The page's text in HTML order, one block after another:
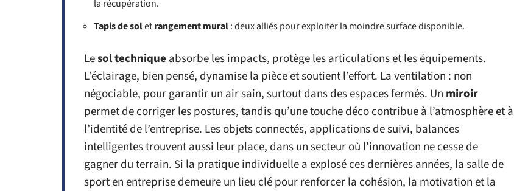
la récupération.
Tapis de soletrangement mural: deux alliés pour exploiter la moindre surface disponible.
Lesol technique absorbe les impacts, protège les articulations et les équipements.
L’éclairage, bien pensé, dynamise la pièce et soutient l’effort. La ventilation : non
négociable, pour garantir un air sain, surtout dans des espaces fermés. Un miroir
permet de corriger les postures, tandis qu’une touche déco contribue à l’atmosphère et à
l’identité de l’entreprise. Les objets connectés, applications de suivi, balances
intelligentes trouvent aussi leur place, dans un secteur où l’innovation ne cesse de
gagner du terrain. Si la pratique individuelle a explosé ces dernières années, la salle de
sport en entreprise demeure un lieu clé pour renforcer la cohésion, la motivation et la